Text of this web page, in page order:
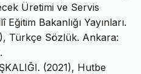
Üretimi ve Servis
Bakanlığı Yayınları.
Türkçe Sözlük. Ankara:
(2021), Hutbe